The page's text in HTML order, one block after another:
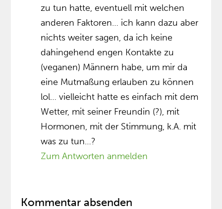
zu tun hatte, eventuell mit welchen
anderen Faktoren… ich kann dazu aber
nichts weiter sagen, da ich keine
dahingehend engen Kontakte zu
(veganen) Männern habe, um mir da
eine Mutmaßung erlauben zu können
lol… vielleicht hatte es einfach mit dem
Wetter, mit seiner Freundin (?), mit
Hormonen, mit der Stimmung, k.A. mit
was zu tun…?
Zum Antworten anmelden
Kommentar absenden